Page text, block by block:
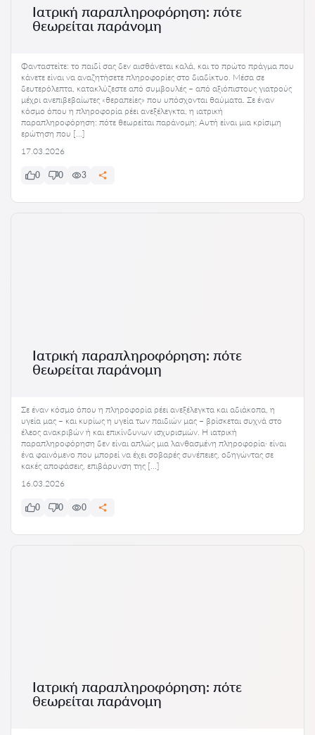
Ιατρική παραπληροφόρηση: πότε
θεωρείται παράνομη
Φανταστείτε: το παιδί σας δεν αισθάνεται καλά, και το πρώτο πράγμα που
κάνετε είναι να αναζητήσετε πληροφορίες στο διαδίκτυο. Μέσα σε
δευτερόλεπτα, κατακλύζεστε από συμβουλές – από αξιόπιστους γιατρούς
μέχρι ανεπιβεβαίωτες «θεραπείες» που υπόσχονται θαύματα. Σε έναν
κόσμο όπου η πληροφορία ρέει ανεξέλεγκτα, η ιατρική
παραπληροφόρηση: πότε θεωρείται παράνομη; Αυτή είναι μια κρίσιμη
ερώτηση που […]
17.03.2026
0 0 3
Ιατρική παραπληροφόρηση: πότε
θεωρείται παράνομη
Σε έναν κόσμο όπου η πληροφορία ρέει ανεξέλεγκτα και αδιάκοπα, η
υγεία μας – και κυρίως η υγεία των παιδιών μας – βρίσκεται συχνά στο
έλεος ανακριβών ή και επικίνδυνων ισχυρισμών. Η ιατρική
παραπληροφόρηση δεν είναι απλώς μια λανθασμένη πληροφορία· είναι
ένα φαινόμενο που μπορεί να έχει σοβαρές συνέπειες, οδηγώντας σε
κακές αποφάσεις, επιβάρυνση της […]
16.03.2026
0 0 0
Ιατρική παραπληροφόρηση: πότε
θεωρείται παράνομη